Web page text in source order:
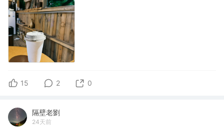
15 2 0
隔壁老劉
24天前